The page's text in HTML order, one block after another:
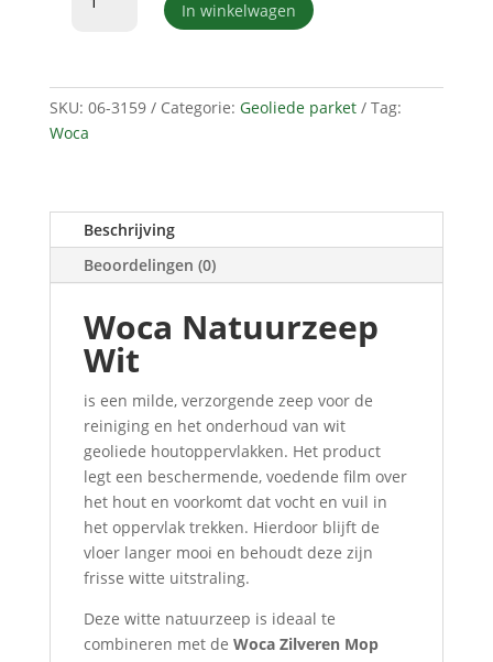
natuurzeep
aantal
In winkelwagen
SKU: 06-3159 Categorie: Geoliede parket
Tag:
Woca
Beschrijving
Beoordelingen (0)
Woca Natuurzeep
Wit
is een milde, verzorgende zeep voor de
reiniging en het onderhoud van wit
geoliede houtoppervlakken. Het product
legt een beschermende, voedende film over
het hout en voorkomt dat vocht en vuil in
het oppervlak trekken. Hierdoor blijft de
vloer langer mooi en behoudt deze zijn
frisse witte uitstraling.
Deze witte natuurzeep is ideaal te
combineren met de Woca Zilveren Mop